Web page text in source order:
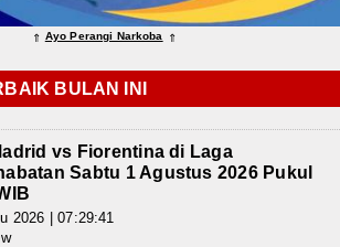
⇑ Ayo Perangi Narkoba ⇑
BULAN INI
vs Fiorentina di Laga
Sabtu 1 Agustus 2026 Pukul
2026 | 07:29:41